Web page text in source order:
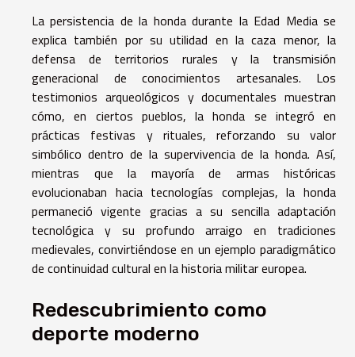
La persistencia de la honda durante la Edad Media se
explica también por su utilidad en la caza menor, la
defensa de territorios rurales y la transmisión
generacional de conocimientos artesanales. Los
testimonios arqueológicos y documentales muestran
cómo, en ciertos pueblos, la honda se integró en
prácticas festivas y rituales, reforzando su valor
simbólico dentro de la supervivencia de la honda. Así,
mientras que la mayoría de armas históricas
evolucionaban hacia tecnologías complejas, la honda
permaneció vigente gracias a su sencilla adaptación
tecnológica y su profundo arraigo en tradiciones
medievales, convirtiéndose en un ejemplo paradigmático
de continuidad cultural en la historia militar europea.
Redescubrimiento como
deporte moderno